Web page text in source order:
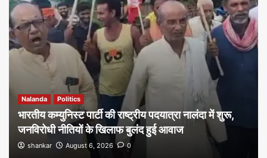
Nalanda Politics
भारतीय कम्युनिस्ट पार्टी की राष्ट्रीय पदयात्रा नालंदा में शुरू,
जनविरोधी नीतियों के खिलाफ बुलंद हुई आवाज
shankar August 6, 2026 0